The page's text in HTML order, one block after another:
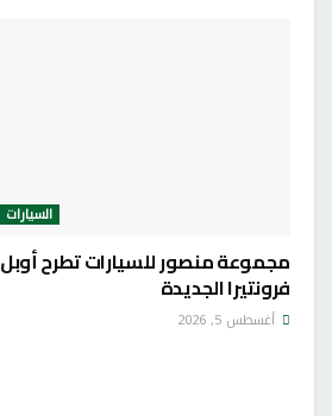
السيارات
مجموعة منصور للسيارات تطرح أوبل
فرونتيرا الجديدة
أغسطس 5, 2026